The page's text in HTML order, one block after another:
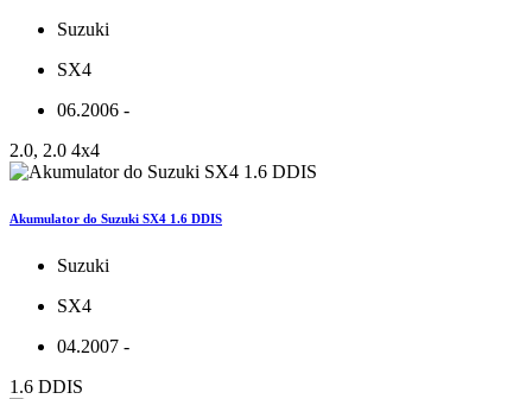
Suzuki
SX4
06.2006 -
2.0, 2.0 4x4
Akumulator do Suzuki SX4 1.6 DDIS
Suzuki
SX4
04.2007 -
1.6 DDIS